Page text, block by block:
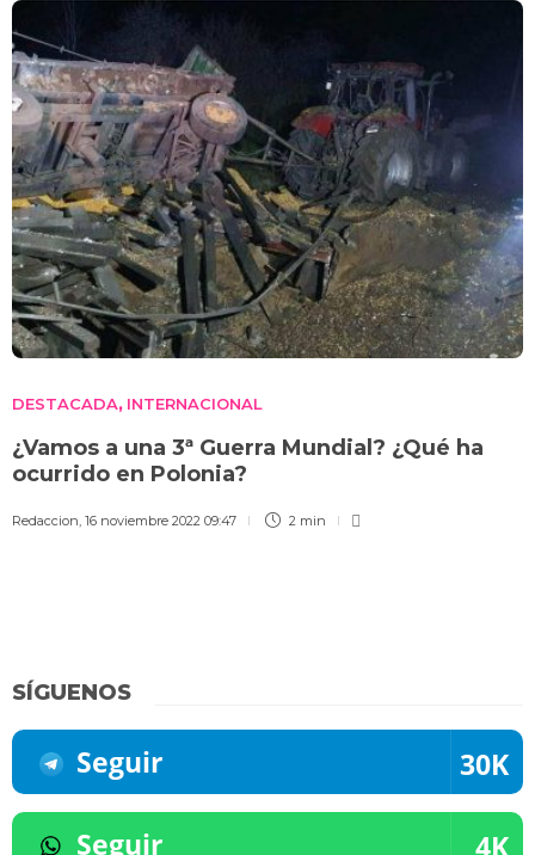
DESTACADA, INTERNACIONAL
¿Vamos a una 3ª Guerra Mundial? ¿Qué ha
ocurrido en Polonia?
Redaccion 16 noviembre 2022 09:47 2 min
SÍGUENOS
Seguir 30K
Seguir 4K